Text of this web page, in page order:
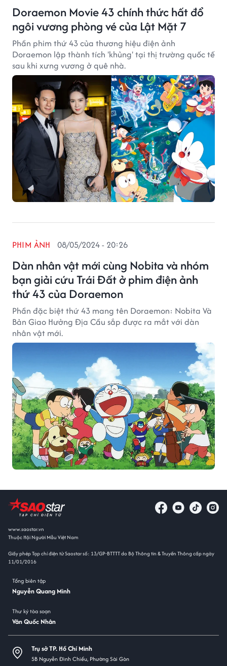
Doraemon Movie 43 chính thức hất đổ
ngôi vương phòng vé của Lật Mặt 7
Phần phim thứ 43 của thương hiệu điện ảnh
Doraemon lập thành tích 'khủng' tại thị trường quốc tế
sau khi xưng vương ở quê nhà.
Dàn nhân vật mới cùng Nobita và nhóm
bạn giải cứu Trái Đất ở phim điện ảnh
thứ 43 của Doraemon
PHIM ẢNH 08/05/2024 - 20:26
Phần đặc biệt thứ 43 mang tên Doraemon: Nobita Và
Bản Giao Hưởng Địa Cầu sắp được ra mắt với dàn
nhân vật mới.
www.saostar.vn
Thuộc Hội Người Mẫu Việt Nam
Giấy phép Tạp chí điện tử Saostar số: 13/GP-BTTTT do Bộ Thông tin & Truyền Thông cấp ngày
11/01/2016
Tổng biên tập
Nguyễn Quang Minh
Thư ký tòa soạn
Văn Quốc Nhân
Trụ sở TP. Hồ Chí Minh
5B Nguyễn Đình Chiểu, Phường Sài Gòn